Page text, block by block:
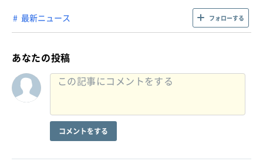
最新ニュース フォローする
あなたの投稿
コメントをする